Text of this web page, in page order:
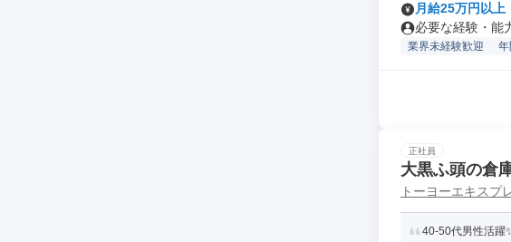
月給25万円以上
必要な経験・能
業界未経験歓迎
正社員
大黒ふ頭の倉
トーヨーエキスプ
40-50代男性活躍